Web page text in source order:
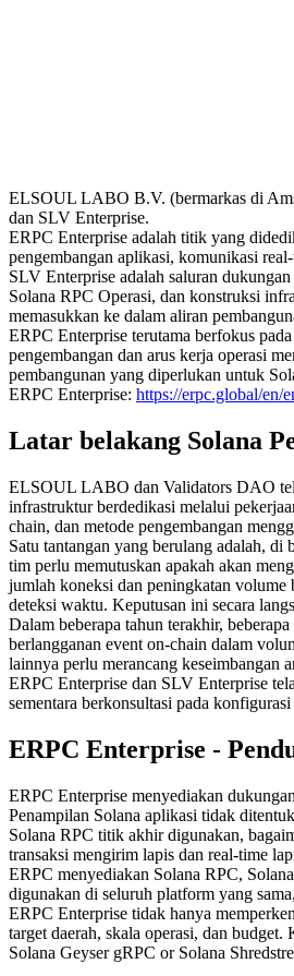
ELSOUL LABO B.V. (bermarkas di
dan SLV Enterprise.
ERPC Enterprise adalah titik yang
pengembangan aplikasi, komunikasi
SLV Enterprise adalah saluran
Solana RPC Operasi, dan konstruksi
memasukkan ke dalam aliran
ERPC Enterprise terutama berfokus
pengembangan dan arus kerja operasi
pembangunan yang diperlukan untuk
ERPC Enterprise: https://erpc.global/en/
Latar belakang Solana
ELSOUL LABO dan Validators DAO
infrastruktur berdedikasi melalui
chain, dan metode pengembangan
Satu tantangan yang berulang adalah,
tim perlu memutuskan apakah akan
jumlah koneksi dan peningkatan volume
deteksi waktu. Keputusan ini secara
Dalam beberapa tahun terakhir,
berlangganan event on-chain dalam
lainnya perlu merancang keseimbangan
ERPC Enterprise dan SLV Enterprise
sementara berkonsultasi pada
ERPC Enterprise -
ERPC Enterprise menyediakan
Penampilan Solana aplikasi tidak
Solana RPC titik akhir digunakan,
transaksi mengirim lapis dan real-time
ERPC menyediakan Solana RPC,
digunakan di seluruh platform yang
ERPC Enterprise tidak hanya
target daerah, skala operasi, dan
Solana Geyser gRPC or Solana